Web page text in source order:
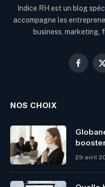
Indice RH est un blog
accompagne les
business, marketing,
NOS CHOIX
29 avril